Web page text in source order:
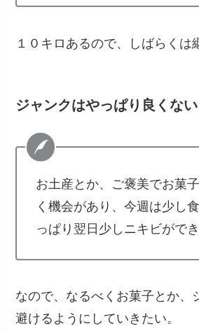
１０キロあるので、しばらくは
ジャンクはやっぱり良くない
お土産とか、ご褒美でお菓
く機会があり、今週は少し
っぱり翌日少しニキビができ
なので、なるべくお菓子とか、
避けるようにしていきたい。